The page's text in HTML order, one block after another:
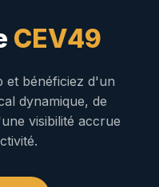
CEV49
et bénéficiez d'un
dynamique, de
visibilité accrue